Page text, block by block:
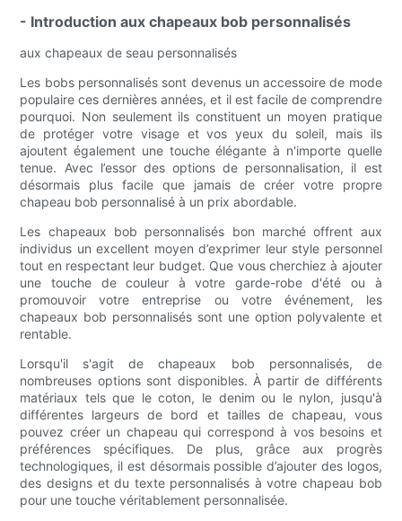
- Introduction aux chapeaux bob personnalisés
aux chapeaux de seau personnalisés
Les bobs personnalisés sont devenus un accessoire de mode
populaire ces dernières années, et il est facile de comprendre
pourquoi. Non seulement ils constituent un moyen pratique
de protéger votre visage et vos yeux du soleil, mais ils
ajoutent également une touche élégante à n'importe quelle
tenue. Avec l’essor des options de personnalisation, il est
désormais plus facile que jamais de créer votre propre
chapeau bob personnalisé à un prix abordable.
Les chapeaux bob personnalisés bon marché offrent aux
individus un excellent moyen d’exprimer leur style personnel
tout en respectant leur budget. Que vous cherchiez à ajouter
une touche de couleur à votre garde-robe d'été ou à
promouvoir votre entreprise ou votre événement, les
chapeaux bob personnalisés sont une option polyvalente et
rentable.
Lorsqu'il s'agit de chapeaux bob personnalisés, de
nombreuses options sont disponibles. À partir de différents
matériaux tels que le coton, le denim ou le nylon, jusqu'à
différentes largeurs de bord et tailles de chapeau, vous
pouvez créer un chapeau qui correspond à vos besoins et
préférences spécifiques. De plus, grâce aux progrès
technologiques, il est désormais possible d’ajouter des logos,
des designs et du texte personnalisés à votre chapeau bob
pour une touche véritablement personnalisée.